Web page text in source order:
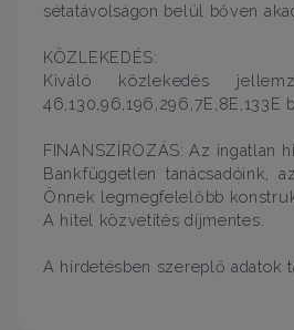
sétatávolságon belül bőven
KÖZLEKEDÉS:
Kiváló közlekedés
FINANSZÍROZÁS: Az ingatlan
Bankfüggetlen tanácsadóink,
Önnek legmegfelelőbb
A hitel közvetítés díjmentes.
A hirdetésben szereplő adatok